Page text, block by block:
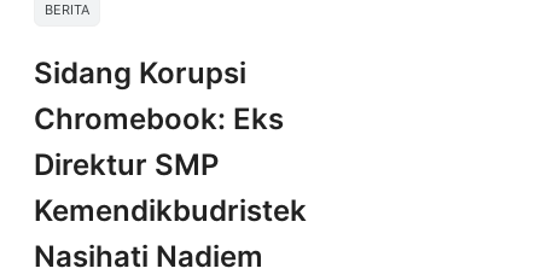
BERITA
Sidang Korupsi
Chromebook: Eks
Direktur SMP
Kemendikbudristek
Nasihati Nadiem